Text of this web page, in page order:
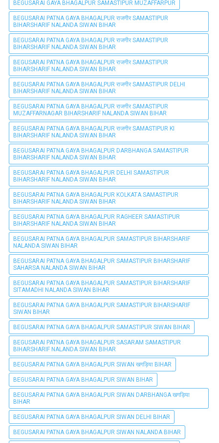
BEGUSARAI GAYA BHAGALPUR SAMASTIPUR MUZAFFARPUR
BEGUSARAI PATNA GAYA BHAGALPUR राजगीर SAMASTIPUR
BIHARSHARIF NALANDA SIWAN BIHAR
BEGUSARAI PATNA GAYA BHAGALPUR राजगीर SAMASTIPUR
BIHARSHARIF NALANDA SIWAN BIHAR
BEGUSARAI PATNA GAYA BHAGALPUR राजगीर SAMASTIPUR
BIHARSHARIF NALANDA SIWAN BIHAR
BEGUSARAI PATNA GAYA BHAGALPUR राजगीर SAMASTIPUR DELHI
BIHARSHARIF NALANDA SIWAN BIHAR
BEGUSARAI PATNA GAYA BHAGALPUR राजगीर SAMASTIPUR
MUZAFFARNAGAR BIHARSHARIF NALANDA SIWAN BIHAR
BEGUSARAI PATNA GAYA BHAGALPUR राजगीर SAMASTIPUR KI
BIHARSHARIF NALANDA SIWAN BIHAR
BEGUSARAI PATNA GAYA BHAGALPUR DARBHANGA SAMASTIPUR
BIHARSHARIF NALANDA SIWAN BIHAR
BEGUSARAI PATNA GAYA BHAGALPUR DELHI SAMASTIPUR
BIHARSHARIF NALANDA SIWAN BIHAR
BEGUSARAI PATNA GAYA BHAGALPUR KOLKATA SAMASTIPUR
BIHARSHARIF NALANDA SIWAN BIHAR
BEGUSARAI PATNA GAYA BHAGALPUR RAGHEER SAMASTIPUR
BIHARSHARIF NALANDA SIWAN BIHAR
BEGUSARAI PATNA GAYA BHAGALPUR SAMASTIPUR BIHARSHARIF
NALANDA SIWAN BIHAR
BEGUSARAI PATNA GAYA BHAGALPUR SAMASTIPUR BIHARSHARIF
SAHARSA NALANDA SIWAN BIHAR
BEGUSARAI PATNA GAYA BHAGALPUR SAMASTIPUR BIHARSHARIF
SITAMADHI NALANDA SIWAN BIHAR
BEGUSARAI PATNA GAYA BHAGALPUR SAMASTIPUR BIHARSHARIF
SIWAN BIHAR
BEGUSARAI PATNA GAYA BHAGALPUR SAMASTIPUR SIWAN BIHAR
BEGUSARAI PATNA GAYA BHAGALPUR SASARAM SAMASTIPUR
BIHARSHARIF NALANDA SIWAN BIHAR
BEGUSARAI PATNA GAYA BHAGALPUR SIWAN खगड़िया BIHAR
BEGUSARAI PATNA GAYA BHAGALPUR SIWAN BIHAR
BEGUSARAI PATNA GAYA BHAGALPUR SIWAN DARBHANGA खगड़िया
BIHAR
BEGUSARAI PATNA GAYA BHAGALPUR SIWAN DELHI BIHAR
BEGUSARAI PATNA GAYA BHAGALPUR SIWAN NALANDA BIHAR